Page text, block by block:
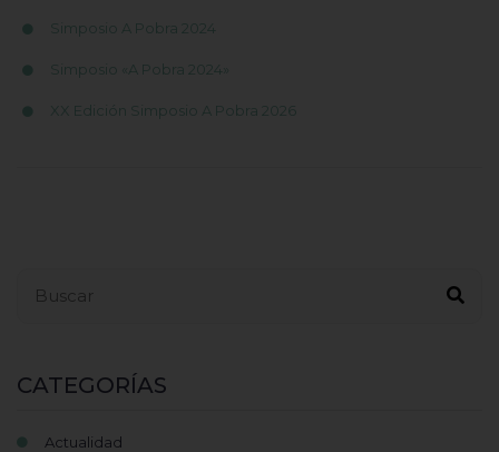
Simposio A Pobra 2024
Simposio «A Pobra 2024»
XX Edición Simposio A Pobra 2026
CATEGORÍAS
Actualidad